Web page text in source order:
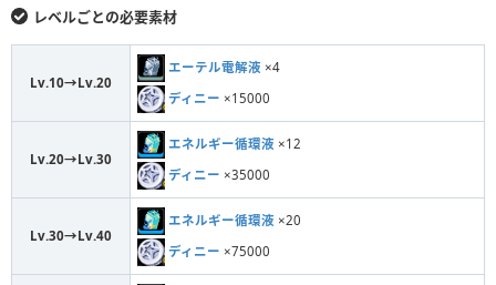
レベルごとの必要素材
Lv.10→Lv.20
エーテル電解液 ×4
ディニー ×15000
Lv.20→Lv.30
エネルギー循環液 ×12
ディニー ×35000
Lv.30→Lv.40
エネルギー循環液 ×20
ディニー ×75000